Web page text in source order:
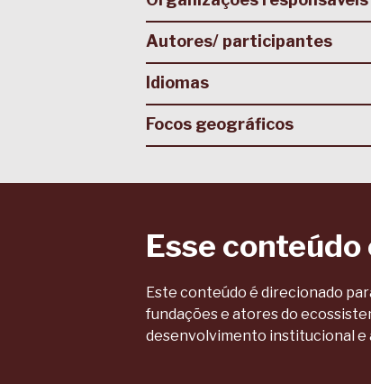
Autores/ participantes
Idiomas
Focos geográficos
Esse conteúdo
Este conteúdo é direcionado
fundações e atores do
desenvolvimento institucional e